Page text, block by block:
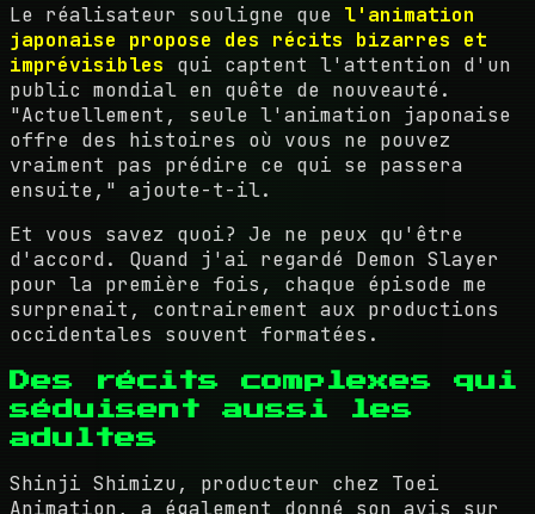
Le réalisateur souligne que l'animation
japonaise propose des récits bizarres et
imprévisibles qui captent l'attention d'un
public mondial en quête de nouveauté.
"Actuellement, seule l'animation japonaise
offre des histoires où vous ne pouvez
vraiment pas prédire ce qui se passera
ensuite," ajoute-t-il.
Et vous savez quoi? Je ne peux qu'être
d'accord. Quand j'ai regardé Demon Slayer
pour la première fois, chaque épisode me
surprenait, contrairement aux productions
occidentales souvent formatées.
Des récits complexes qui
séduisent aussi les
adultes
Shinji Shimizu, producteur chez Toei
Animation, a également donné son avis sur